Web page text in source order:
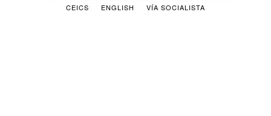
CEICS
ENGLISH VÍA SOCIALISTA